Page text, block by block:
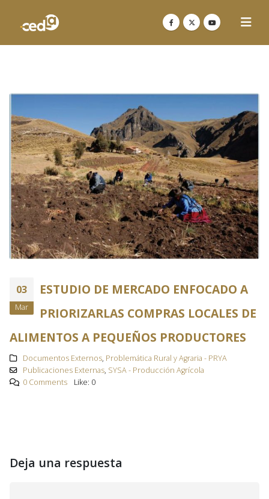
03
Mar
ESTUDIO DE MERCADO ENFOCADO A
PRIORIZARLAS COMPRAS LOCALES DE
ALIMENTOS A PEQUEÑOS PRODUCTORES
Documentos Externos, Problemática Rural y Agraria - PRYA
Publicaciones Externas, SYSA - Producción Agrícola
0 Comments
Like: 0
Deja una respuesta